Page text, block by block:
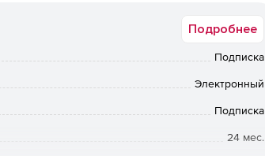
изменять системные настройки или
защитой от несанкционированных
программе и настройкам параметров,
Подробнее
Подписка
Электронный
Подписка
24 мес.